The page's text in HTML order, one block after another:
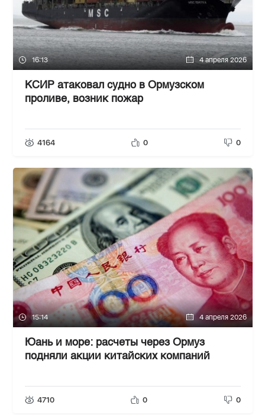
16:13 4 апреля 2026
КСИР атаковал судно в Ормузском
проливе, возник пожар
4164 0 0
15:14 4 апреля 2026
Юань и море: расчеты через Ормуз
подняли акции китайских компаний
4710 0 0